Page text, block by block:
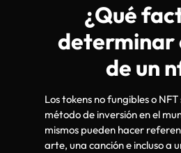
¿Qué
determinar
de un
Los tokens no fungibles o NFT
método de inversión en el
mismos pueden hacer
arte, una canción e incluso a